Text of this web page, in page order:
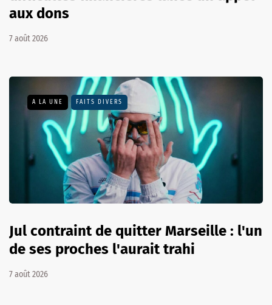
aux dons
7 août 2026
A LA UNE FAITS DIVERS
Jul contraint de quitter Marseille : l'un
de ses proches l'aurait trahi
7 août 2026